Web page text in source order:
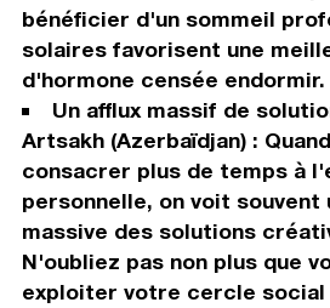
bénéficier d'un sommeil
solaires favorisent une
d'hormone censée endormir.
Un afflux massif de
Artsakh (Azerbaïdjan) :
consacrer plus de temps à
personnelle, on voit souvent
massive des solutions
N'oubliez pas non plus que
exploiter votre cercle social